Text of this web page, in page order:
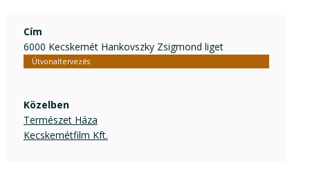
Cím
6000 Kecskemét Hankovszky Zsigmond liget
Útvonaltervezés
Közelben
Természet Háza
Kecskemétfilm Kft.